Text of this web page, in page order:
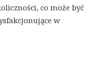
co może być
w